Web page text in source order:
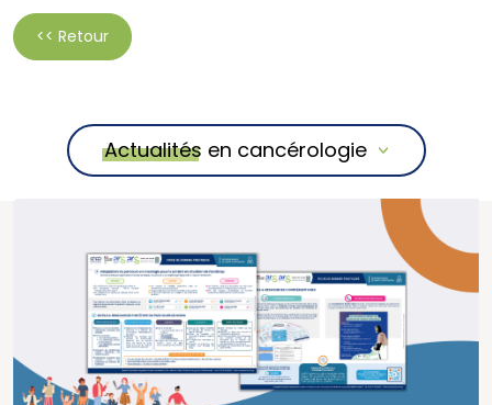
<< Retour
Actualités en cancérologie